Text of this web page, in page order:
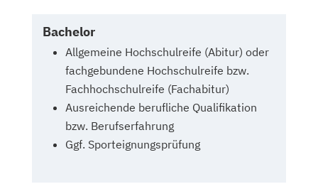
Bachelor
Allgemeine Hochschulreife (Abitur) oder
fachgebundene Hochschulreife bzw.
Fachhochschulreife (Fachabitur)
Ausreichende berufliche Qualifikation
bzw. Berufserfahrung
Ggf. Sporteignungsprüfung